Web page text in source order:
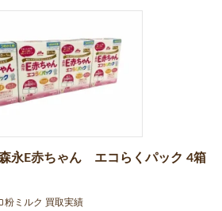
永E赤ちゃん エコらくパック 4箱
粉ミルク 買取実績